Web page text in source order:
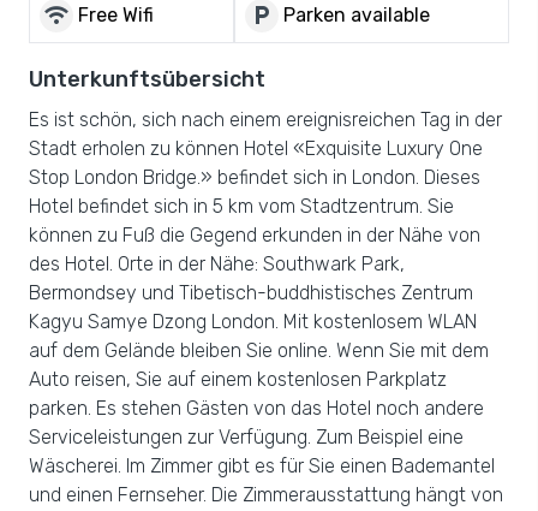
wifi Free Wifi local_parking Parken available
Unterkunftsübersicht
Es ist schön, sich nach einem ereignisreichen Tag in der
Stadt erholen zu können Hotel «Exquisite Luxury One
Stop London Bridge.» befindet sich in London. Dieses
Hotel befindet sich in 5 km vom Stadtzentrum. Sie
können zu Fuß die Gegend erkunden in der Nähe von
des Hotel. Orte in der Nähe: Southwark Park,
Bermondsey und Tibetisch-buddhistisches Zentrum
Kagyu Samye Dzong London. Mit kostenlosem WLAN
auf dem Gelände bleiben Sie online. Wenn Sie mit dem
Auto reisen, Sie auf einem kostenlosen Parkplatz
parken. Es stehen Gästen von das Hotel noch andere
Serviceleistungen zur Verfügung. Zum Beispiel eine
Wäscherei. Im Zimmer gibt es für Sie einen Bademantel
und einen Fernseher. Die Zimmerausstattung hängt von